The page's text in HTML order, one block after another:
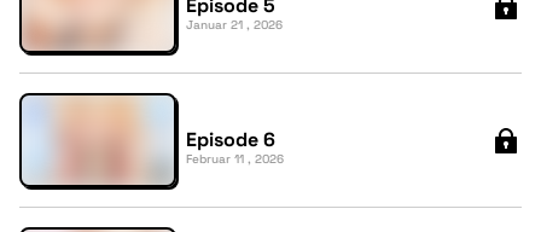
Episode 5
Januar 21 , 2026
Episode 6
Februar 11 , 2026